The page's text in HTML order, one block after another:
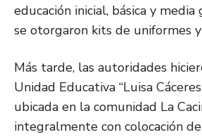
educación inicial, básica y
se otorgaron kits de uniformes
Más tarde, las autoridades
Unidad Educativa “Luisa
ubicada en la comunidad La
integralmente con colocación